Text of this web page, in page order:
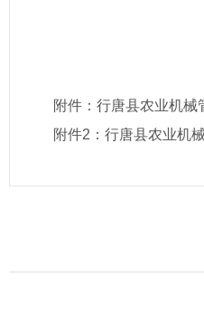
附件： 行唐县农业机械
附件2： 行唐县农业机